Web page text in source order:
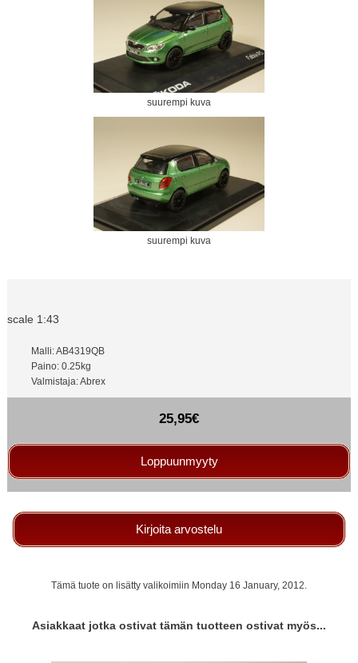
suurempi kuva
suurempi kuva
scale 1:43
Malli: AB4319QB
Paino: 0.25kg
Valmistaja: Abrex
25,95€
Loppuunmyyty
Kirjoita arvostelu
Tämä tuote on lisätty valikoimiin Monday 16 January, 2012.
Asiakkaat jotka ostivat tämän tuotteen ostivat myös...